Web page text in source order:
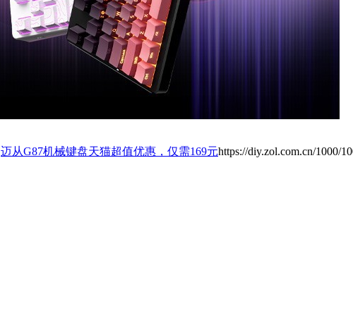
迈从G87机械键盘天猫超值优惠，仅需169元https://diy.zol.com.cn/1000/